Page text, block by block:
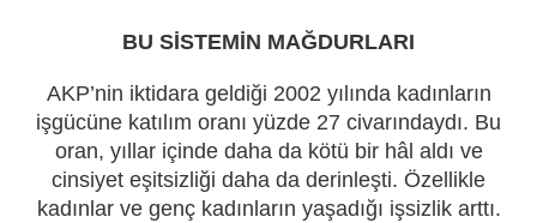
BU SİSTEMİN MAĞDURLARI
AKP’nin iktidara geldiği 2002 yılında kadınların
işgücüne katılım oranı yüzde 27 civarındaydı. Bu
oran, yıllar içinde daha da kötü bir hâl aldı ve
cinsiyet eşitsizliği daha da derinleşti. Özellikle
kadınlar ve genç kadınların yaşadığı işsizlik arttı.